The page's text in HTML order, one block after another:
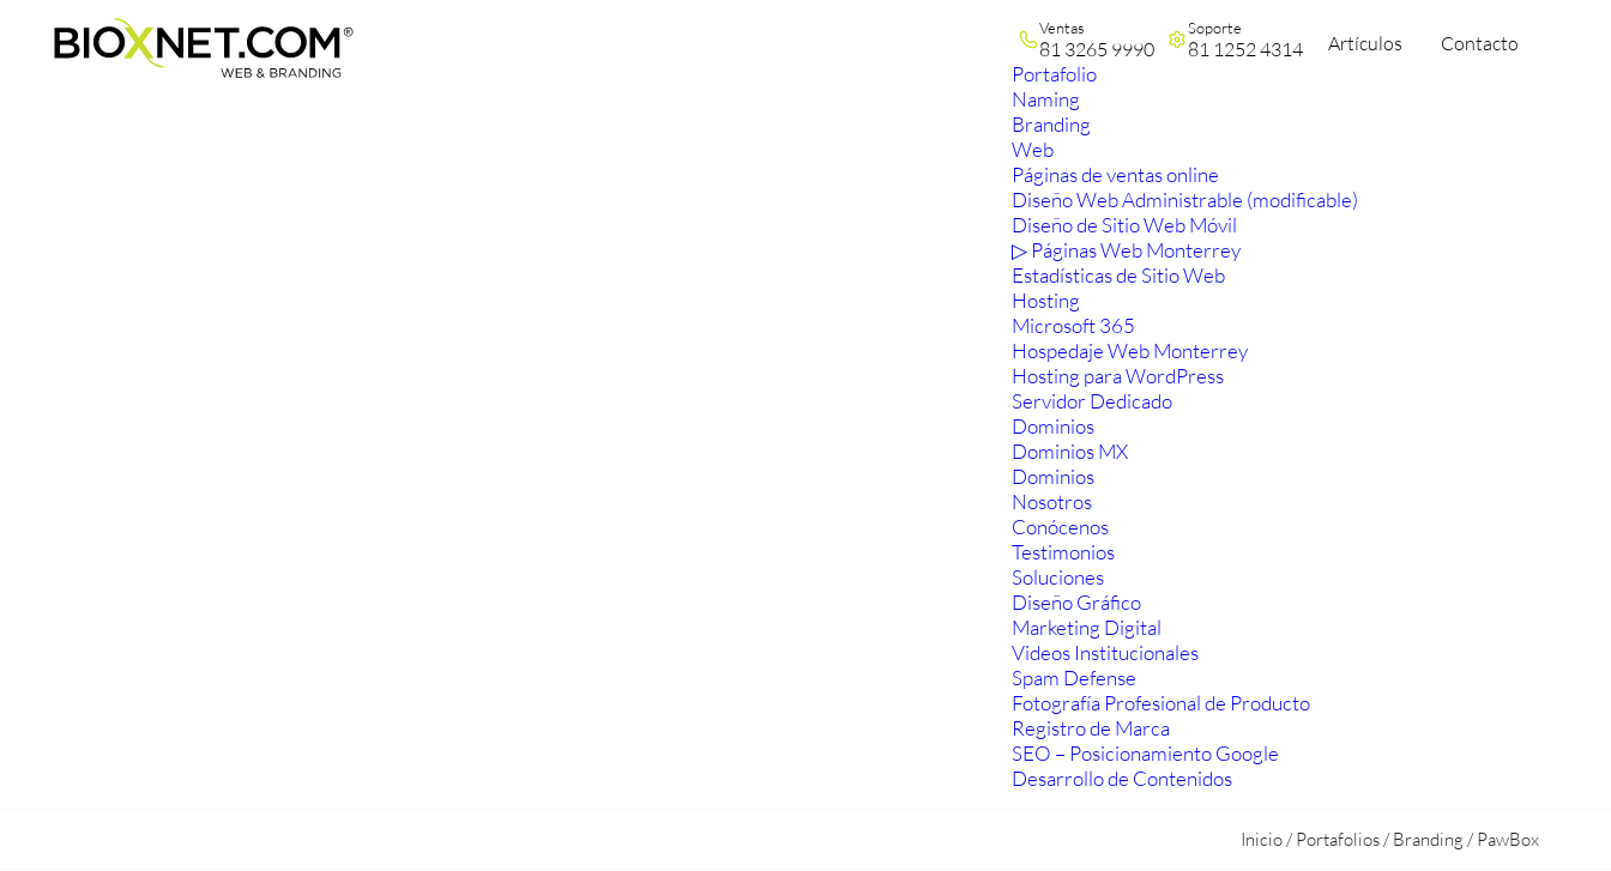
Ventas
81 3265 9990
Soporte
81 1252 4314 Artículos Contacto
Portafolio
Naming
Branding
Web
Páginas de ventas online
Diseño Web Administrable (modificable)
Diseño de Sitio Web Móvil
▷ Páginas Web Monterrey
Estadísticas de Sitio Web
Hosting
Microsoft 365
Hospedaje Web Monterrey
Hosting para WordPress
Servidor Dedicado
Dominios
Dominios MX
Dominios
Nosotros
Conócenos
Testimonios
Soluciones
Diseño Gráfico
Marketing Digital
Videos Institucionales
Spam Defense
Fotografía Profesional de Producto
Registro de Marca
SEO – Posicionamiento Google
Desarrollo de Contenidos
Inicio/Portafolios/Branding /PawBox